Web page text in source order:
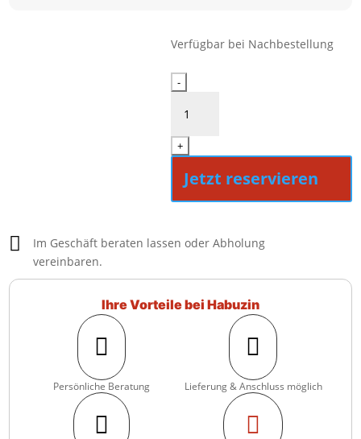
Verfügbar bei Nachbestellung
Neff
Menge
-
+
Jetzt reservieren

Im Geschäft beraten lassen oder Abholung
vereinbaren.
Ihre Vorteile bei Habuzin

Persönliche Beratung

Lieferung & Anschluss möglich
 